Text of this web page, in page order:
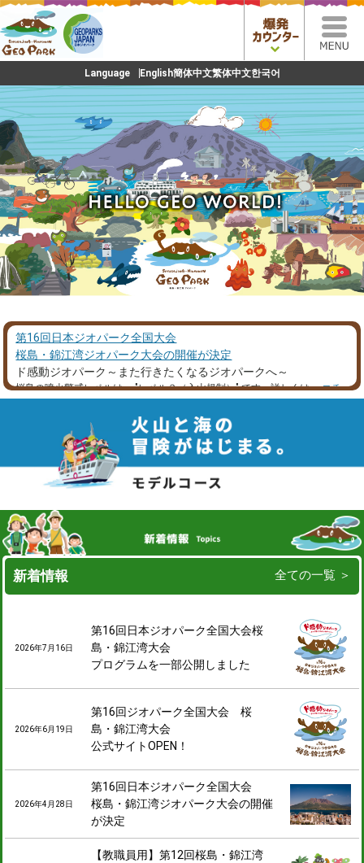
Language English簡体中文繁体中文한국어
第16回日本ジオパーク全国大会
桜島・錦江湾ジオパーク大会の開催が決定
ド感動ジオパーク～また行きたくなるジオパークへ～
桜島の噴火警戒レベルは、 "レベル３（入山規制）" です。詳しくは、 コチ
新しいPR動画を更新しました！詳しくは、コチラ
桜島・錦江湾ジオパークは日本ジオパークとして再認定されました！
新着情報 全ての一覧 ＞
2026年7月16日
第16回日本ジオパーク全国大会桜
島・錦江湾大会
プログラムを一部公開しました
2026年6月19日
第16回ジオパーク全国大会 桜
島・錦江湾大会
公式サイトOPEN！
2026年4月28日
第16回日本ジオパーク全国大会
桜島・錦江湾ジオパーク大会の開催
が決定
【教職員用】第12回桜島・錦江湾